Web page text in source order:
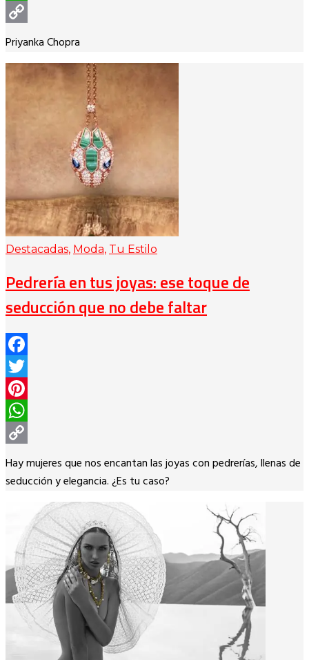
WhatsApp
Copy
Priyanka Chopra
Destacadas, Moda, Tu Estilo
Pedrería en tus joyas: ese toque de
seducción que no debe faltar
Facebook
Twitter
Pinterest
WhatsApp
Copy
Link
Hay mujeres que nos encantan las joyas con pedrerías, llenas de
seducción y elegancia. ¿Es tu caso?